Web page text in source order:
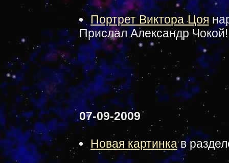
Портрет Виктора Цоя
Прислал Александр
07-09-2009
Новая картинкав